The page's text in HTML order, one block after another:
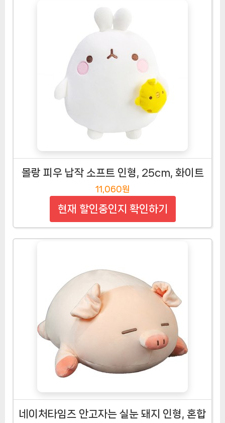
몰랑 피우 납작 소프트 인형, 25cm, 화이트
11,060원
현재 할인중인지 확인하기
네이처타임즈 안고자는 실눈 돼지 인형, 혼합